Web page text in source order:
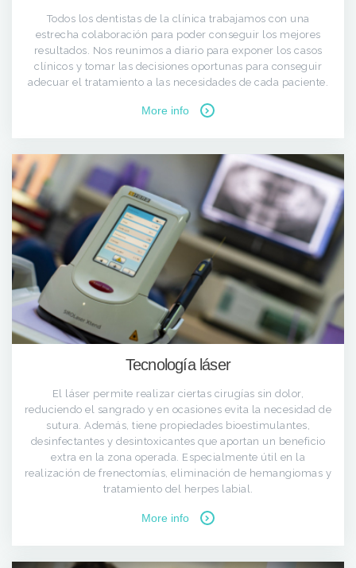
Todos los dentistas de la clínica trabajamos con una
estrecha colaboración para poder conseguir los mejores
resultados. Nos reunimos a diario para exponer los casos
clínicos y tomar las decisiones oportunas para conseguir
adecuar el tratamiento a las necesidades de cada paciente.
More info
Tecnología láser
El láser permite realizar ciertas cirugías sin dolor,
reduciendo el sangrado y en ocasiones evita la necesidad de
sutura. Además, tiene propiedades bioestimulantes,
desinfectantes y desintoxicantes que aportan un beneficio
extra en la zona operada. Especialmente útil en la
realización de frenectomías, eliminación de hemangiomas y
tratamiento del herpes labial.
More info